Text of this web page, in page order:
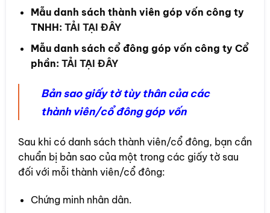
Mẫu danh sách thành viên góp vốn công ty
TNHH: TẢI TẠI ĐÂY
Mẫu danh sách cổ đông góp vốn công ty Cổ
phần: TẢI TẠI ĐÂY
Bản sao giấy tờ tùy thân của các
thành viên/cổ đông góp vốn
Sau khi có danh sách thành viên/cổ đông, bạn cần
chuẩn bị bản sao của một trong các giấy tờ sau
đối với mỗi thành viên/cổ đông:
Chứng minh nhân dân.